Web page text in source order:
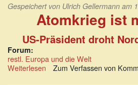
Gespeichert von Ulrich Gellermann am
Atomkrieg ist
US-Präsident droht
Forum:
restl. Europa und die Welt
Weiterlesen über
Zum Verfassen von